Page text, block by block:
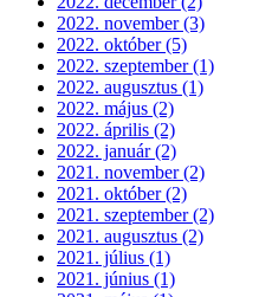
2022. november (3)
2022. október (5)
2022. szeptember (1)
2022. augusztus (1)
2022. május (2)
2022. április (2)
2022. január (2)
2021. november (2)
2021. október (2)
2021. szeptember (2)
2021. augusztus (2)
2021. július (1)
2021. június (1)